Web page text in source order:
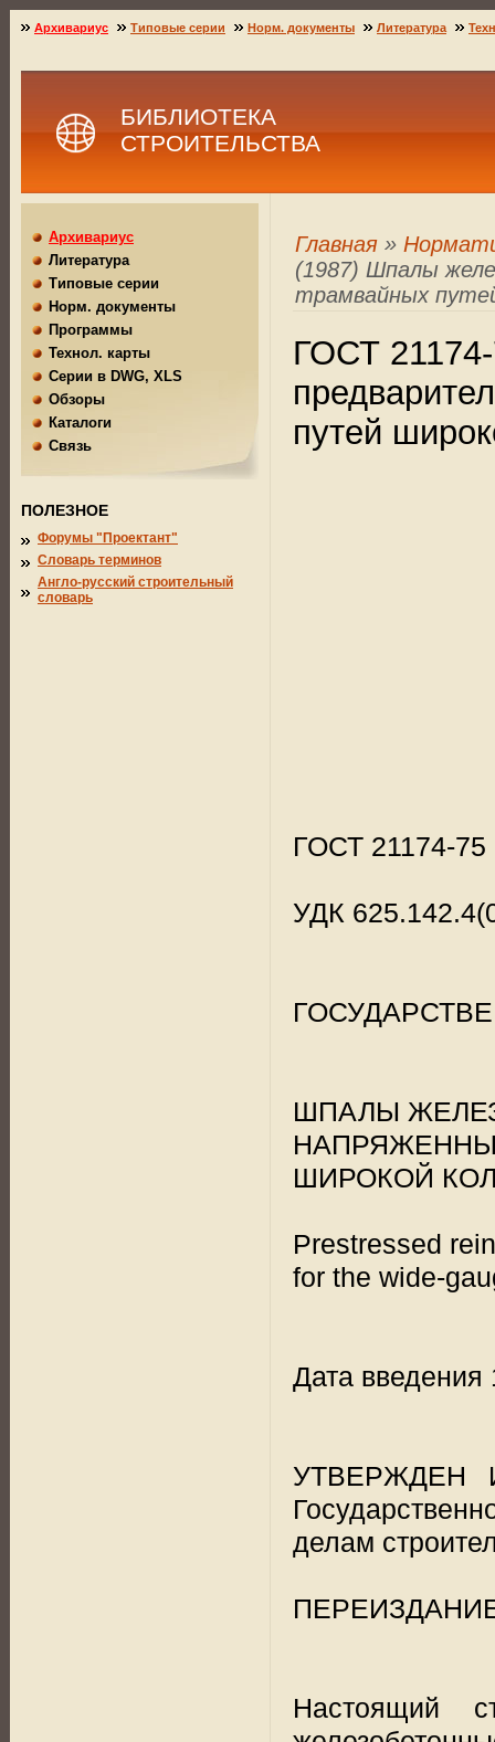
БИБЛИОТЕКА
СТРОИТЕЛЬСТВА
Главная »
(1987) Шпалы
трамвайных
ГОСТ
путей
ГОСТ 21174-75
УДК
ШПАЛЫ
ШИРОКОЙ
Prestressed
for the wide-
Дата введения
УТВЕРЖДЕН
делам
Настоящий
Архивариус Типовые серии Норм. документы Литература
Архивариус
Литература
Типовые серии
Норм. документы
Программы
Технол. карты
Серии в DWG, XLS
Обзоры
Каталоги
Связь
ПОЛЕЗНОЕ
Форумы "Проектант"
Словарь терминов
Англо-русский строительный
словарь